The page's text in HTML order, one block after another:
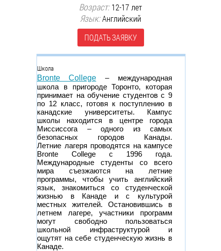
Возраст:12-17 лет
Язык:Английский
ПОДАТЬ ЗАЯВКУ
Группа
Школа
Bronte College – международная
школа в пригороде Торонто, которая
принимает на обучение студентов с 9
по 12 класс, готовя к поступлению в
канадские университеты. Кампус
школы находится в центре города
Миссиссога – одного из самых
безопасных городов Канады.
Летние лагеря проводятся на кампусе
Bronte College с 1996 года.
Международные студенты со всего
мира съезжаются на летние
программы, чтобы учить английский
язык, знакомиться со студенческой
жизнью в Канаде и с культурой
местных жителей. Остановившись в
летнем лагере, участники программ
могут свободно пользоваться
школьной инфраструктурой и
ощутят на себе студенческую жизнь в
Канаде.